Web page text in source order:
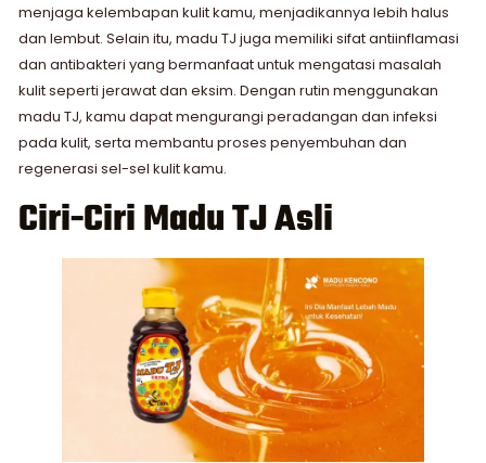
menjaga kelembapan kulit kamu, menjadikannya lebih halus
dan lembut. Selain itu, madu TJ juga memiliki sifat antiinflamasi
dan antibakteri yang bermanfaat untuk mengatasi masalah
kulit seperti jerawat dan eksim. Dengan rutin menggunakan
madu TJ, kamu dapat mengurangi peradangan dan infeksi
pada kulit, serta membantu proses penyembuhan dan
regenerasi sel-sel kulit kamu.
Ciri-Ciri Madu TJ Asli